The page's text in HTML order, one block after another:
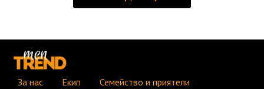
За нас Екип
Семейство и приятели